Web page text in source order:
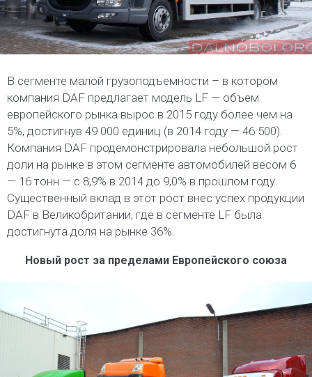
В сегменте малой грузоподъемности – в котором
компания DAF предлагает модель LF — объем
европейского рынка вырос в 2015 году более чем на
5%, достигнув 49 000 единиц (в 2014 году — 46 500).
Компания DAF продемонстрировала небольшой рост
доли на рынке в этом сегменте автомобилей весом 6
— 16 тонн — с 8,9% в 2014 до 9,0% в прошлом году.
Существенный вклад в этот рост внес успех продукции
DAF в Великобритании, где в сегменте LF была
достигнута доля на рынке 36%.
Новый рост за пределами Европейского союза